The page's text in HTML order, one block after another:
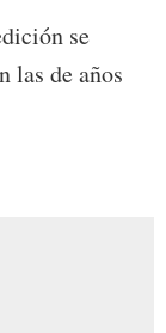
se
las de años